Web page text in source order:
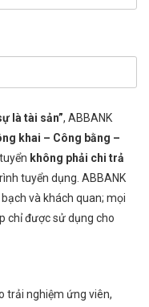
là tài sản”, ABBANK
khai – Công bằng –
không phải chi trả
tuyển dụng. ABBANK
và khách quan; mọi
chỉ được sử dụng cho
trải nghiệm ứng viên,